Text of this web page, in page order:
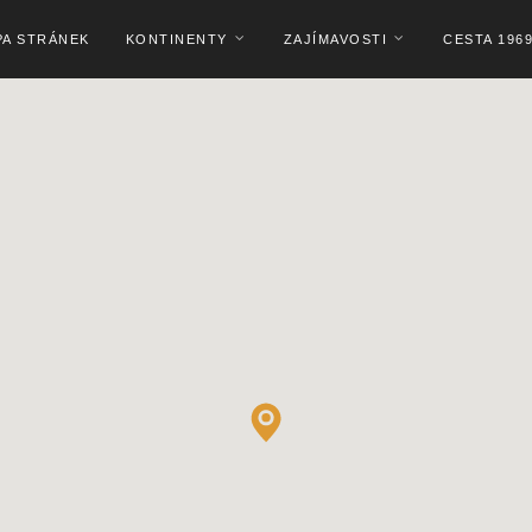
STRÁNEK KONTINENTY ZAJÍMAVOSTI CESTA 1969